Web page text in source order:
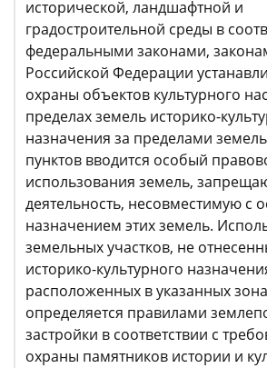
исторической, ландшафтной и
градостроительной среды в
федеральными законами,
Российской Федерации
охраны объектов культурного
пределах земель историко-
назначения за пределами
пунктов вводится особый
использования земель,
деятельность, несовместимую с
назначением этих земель.
земельных участков, не
историко-культурного
расположенных в указанных
определяется правилами
застройки в соответствии с
охраны памятников истории и